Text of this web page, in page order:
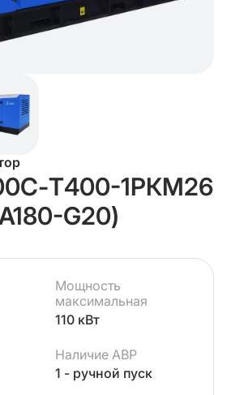
Т400-1РКМ26
G20)
Мощность
максимальная
110 кВт
Наличие АВР
1 - ручной пуск